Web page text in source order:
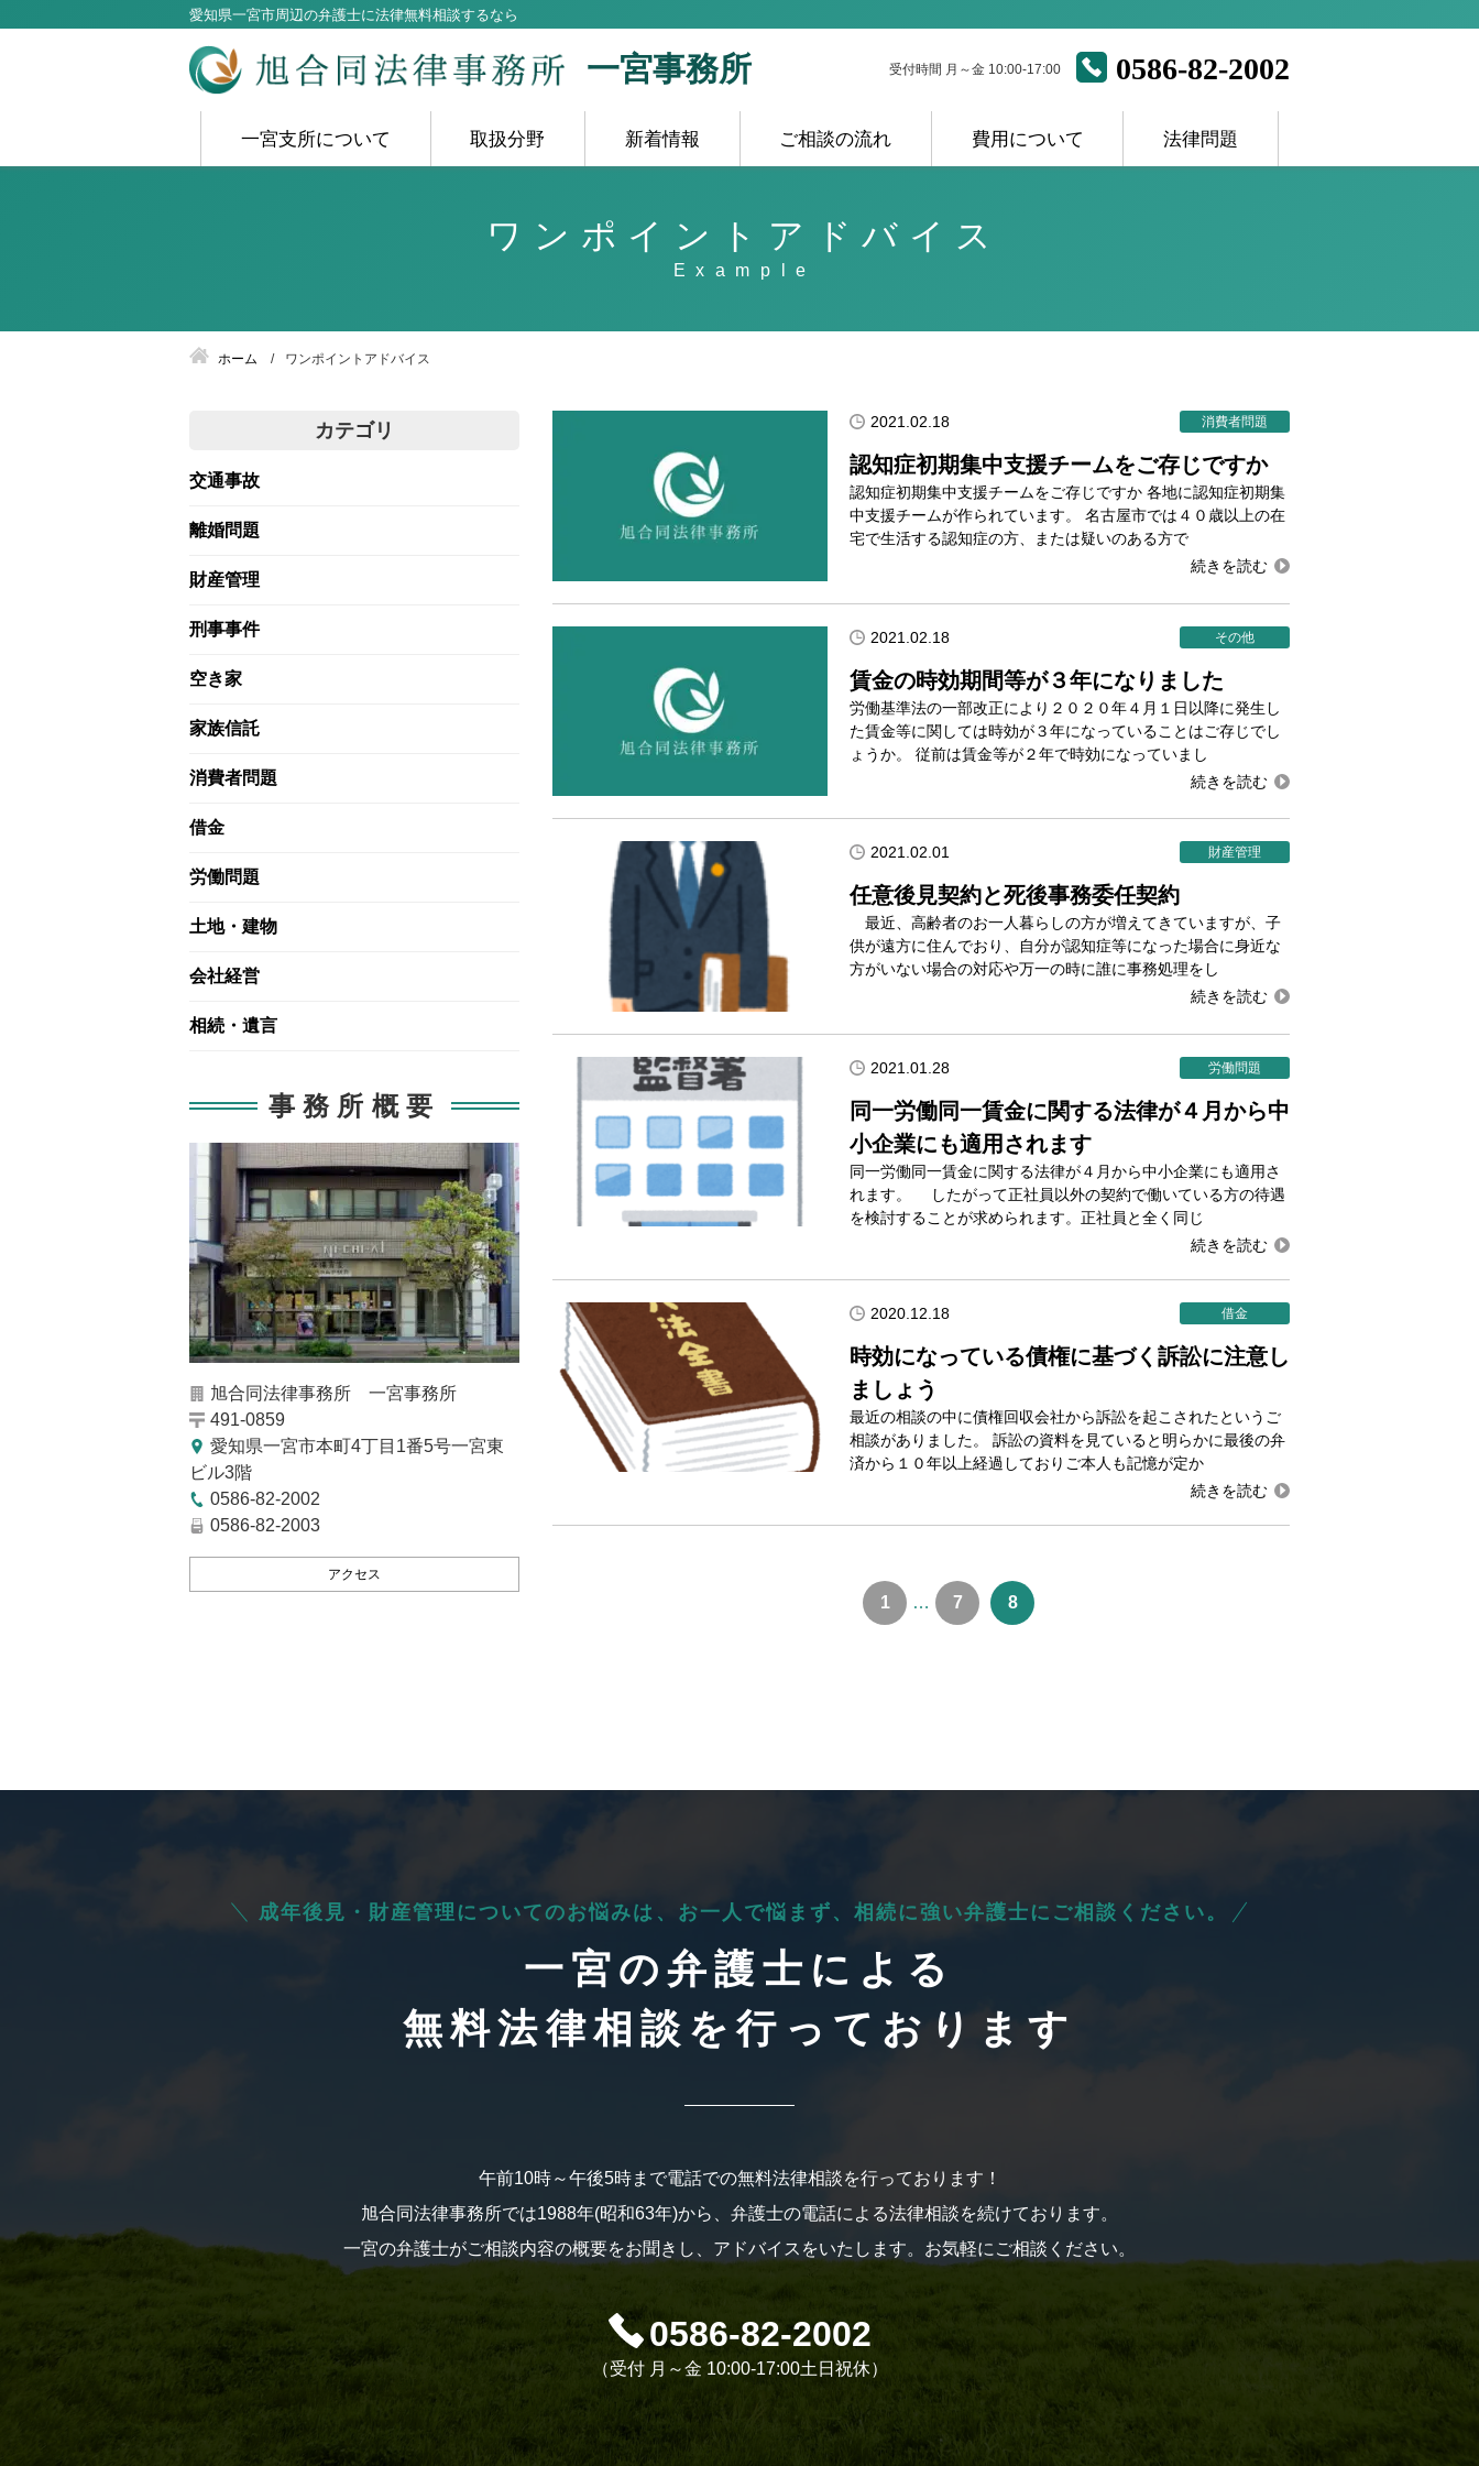
愛知県一宮市周辺の弁護士に法律無料相談するなら
一宮事務所 受付時間 月～金 10:00-17:00 0586-82-2002
一宮支所について 取扱分野 新着情報 ご相談の流れ 費用について 法律問題
ワンポイントアドバイス
ホーム ワンポイントアドバイス
2021.02.18 消費者問題
認知症初期集中支援チームをご存じですか
認知症初期集中支援チームをご存じですか 各地に認知症初期集
中支援チームが作られています。 名古屋市では４０歳以上の在
宅で生活する認知症の方、または疑いのある方で
2021.02.18 その他
賃金の時効期間等が３年になりました
労働基準法の一部改正により２０２０年４月１日以降に発生し
た賃金等に関しては時効が３年になっていることはご存じでし
ょうか。 従前は賃金等が２年で時効になっていまし
2021.02.01 財産管理
任意後見契約と死後事務委任契約
最近、高齢者のお一人暮らしの方が増えてきていますが、子
供が遠方に住んでおり、自分が認知症等になった場合に身近な
方がいない場合の対応や万一の時に誰に事務処理をし
2021.01.28 労働問題
同一労働同一賃金に関する法律が４月から中
小企業にも適用されます
同一労働同一賃金に関する法律が４月から中小企業にも適用さ
れます。 したがって正社員以外の契約で働いている方の待遇
を検討することが求められます。正社員と全く同じ
2020.12.18 借金
時効になっている債権に基づく訴訟に注意し
ましょう
最近の相談の中に債権回収会社から訴訟を起こされたというご
相談がありました。 訴訟の資料を見ていると明らかに最後の弁
済から１０年以上経過しておりご本人も記憶が定か
1 … 7 8
カテゴリ
交通事故
離婚問題
財産管理
刑事事件
空き家
家族信託
消費者問題
借金
労働問題
土地・建物
会社経営
相続・遺言
事務所概要
旭合同法律事務所 一宮事務所
491-0859
愛知県一宮市本町4丁目1番5号一宮東
ビル3階
0586-82-2002
0586-82-2003
アクセス
成年後見・財産管理についてのお悩みは、 お一人で悩まず、 相続に強い弁護士にご相談ください。
一宮の弁護士による
無料法律相談を行っております
午前10時～午後5時まで電話での無料法律相談を行っております！
旭合同法律事務所では1988年(昭和63年)から、弁護士の電話による法律相談を続けております。
一宮の弁護士がご相談内容の概要をお聞きし、アドバイスをいたします。お気軽にご相談ください。
0586-82-2002
（受付 月～金 10:00-17:00土日祝休）